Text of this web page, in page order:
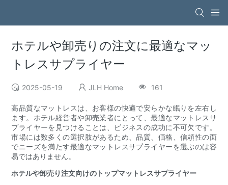
ホテルや卸売りの注文に最適なマッ
トレスサプライヤー
2025-05-19 JLH Home 161
高品質なマットレスは、お客様の快適で安らかな眠りを左右し
ます。ホテル経営者や卸売業者にとって、最適なマットレスサ
プライヤーを見つけることは、ビジネスの成功に不可欠です。
市場には数多くの選択肢があるため、品質、価格、信頼性の面
でニーズを満たす最適なマットレスサプライヤーを選ぶのは容
易ではありません。
ホテルや卸売り注文向けのトップマットレスサプライヤー